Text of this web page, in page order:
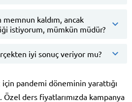
memnun kaldım, ancak
istiyorum, mümkün müdür?
iyi sonuç veriyor mu?
pandemi döneminin yarattığı
ders fiyatlarımızda kampanya